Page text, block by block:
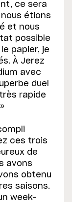
ce sera
nous étions
et nous
possible
papier, je
À Jerez
avec
duel
rapide
ces trois
de
avons
obtenu
saisons.
week-